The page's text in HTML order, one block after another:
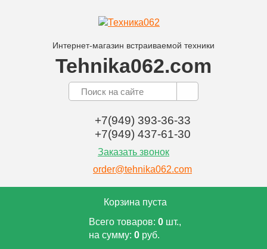
Интернет-магазин встраиваемой техники
Tehnika062.com
+7(949) 393-36-33
+7(949) 437-61-30
Заказать звонок
order@tehnika062.com
Корзина пуста
Всего товаров: 0 шт.,
на сумму: 0 руб.